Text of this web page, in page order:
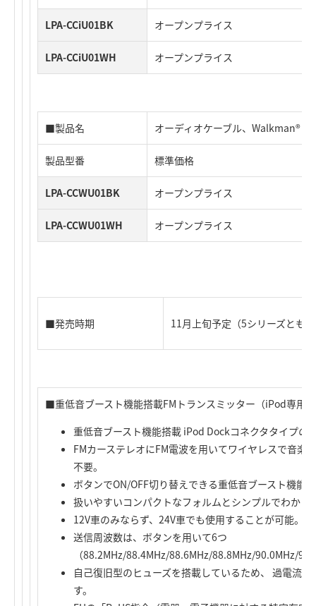
LPA-CCiU01BK オープンプライス
LPA-CCiU01WH オープンプライス
■製品名 オーディオケーブル、Walkman®
製品型番 標準価格
LPA-CCWU01BK オープンプライス
LPA-CCWU01WH オープンプライス
■発売時期 11月上旬予定（5シリーズとも）
■重低音ブースト機能搭載FMトランスミッター（iPod専用
重低音ブースト機能搭載 iPod Dockコネクタタイプの
FMカーステレオにFM電波を用いてワイヤレスで音楽
不要。
ボタンでON/OFF切り替えできる重低音ブースト機能
扱いやすいコンパクトなフォルムとシンプルでわかり
12V車のみならず、24V車でも使用することが可能。
送信周波数は、ボタンを用いて6つ
（88.2MHz/88.4MHz/88.6MHz/88.8MHz/90.0MHz/
自己復旧型のヒューズを搭載しているため、 過電流
す。